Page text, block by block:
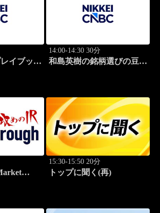
イブック
14:00-14:30 30分
和島英樹の銘柄選びの豆知
15:30-15:50 20分
トップに聞く(再)